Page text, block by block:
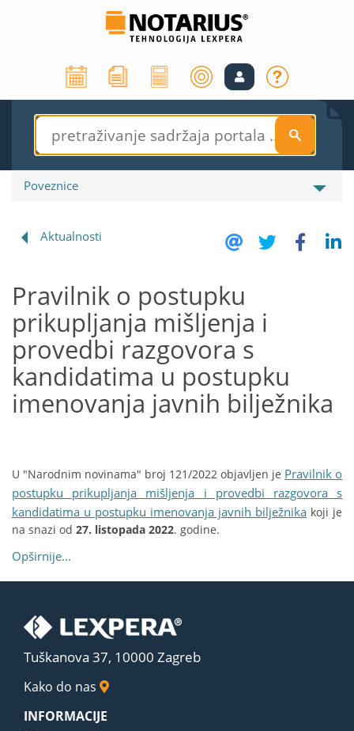
S
Poveznice
Aktualnosti
Pravilnik o postupku
prikupljanja mišljenja i
provedbi razgovora s
kandidatima u postupku
imenovanja javnih bilježnika
U "Narodnim novinama" broj 121/2022 objavljen je Pravilnik o
postupku prikupljanja mišljenja i provedbi razgovora s
kandidatima u postupku imenovanja javnih bilježnika koji je
na snazi od 27. listopada 2022. godine.
Opširnije...
Tuškanova 37, 10000 Zagreb
Kako do nas
INFORMACIJE